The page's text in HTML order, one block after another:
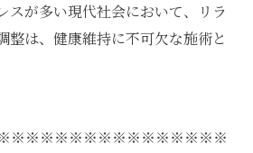
スが多い現代社会において、リラ
は、健康維持に不可欠な施術と